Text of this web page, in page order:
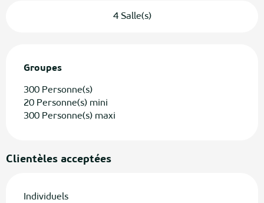
4 Salle(s)
Groupes
Groupes
300 Personne(s)
20 Personne(s) mini
300 Personne(s) maxi
Clientèles acceptées
Individuels